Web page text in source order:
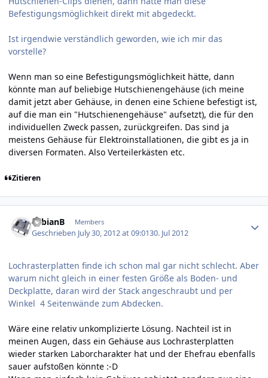
Befestigungsmöglichkeit direkt mit abgedeckt.
Ist irgendwie verständlich geworden, wie ich mir das
vorstelle?
Wenn man so eine Befestigungsmöglichkeit hätte, dann
könnte man auf beliebige Hutschienengehäuse (ich meine
damit jetzt aber Gehäuse, in denen eine Schiene befestigt ist,
auf die man ein "Hutschienengehäuse" aufsetzt), die für den
individuellen Zweck passen, zurückgreifen. Das sind ja
meistens Gehäuse für Elektroinstallationen, die gibt es ja in
diversen Formaten. Also Verteilerkästen etc.
Zitieren
FabianB Members
Geschrieben July 30, 2012 at 09:0130. Jul 2012
Lochrasterplatten finde ich schon mal gar nicht schlecht. Aber
warum nicht gleich in einer festen Größe als Boden- und
Deckplatte, daran wird der Stack angeschraubt und per
Winkel 4 Seitenwände zum Abdecken.
Wäre eine relativ unkomplizierte Lösung. Nachteil ist in
meinen Augen, dass ein Gehäuse aus Lochrasterplatten
wieder starken Laborcharakter hat und der Ehefrau ebenfalls
sauer aufstoßen könnte :-D